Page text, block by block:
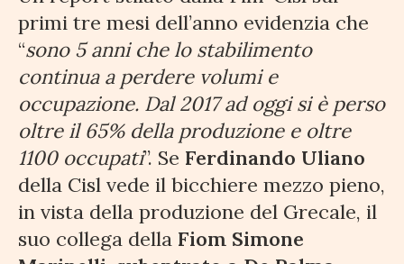
primi tre mesi dell’anno evidenzia che
“sono 5 anni che lo stabilimento
continua a perdere volumi e
occupazione. Dal 2017 ad oggi si è perso
oltre il 65% della produzione e oltre
1100 occupati”. Se Ferdinando Uliano
della Cisl vede il bicchiere mezzo pieno,
in vista della produzione del Grecale, il
suo collega della Fiom Simone